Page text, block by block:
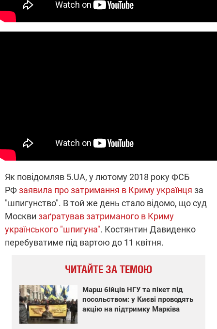
Як повідомляв 5.UA, у лютому 2018 року ФСБ
РФзаявила про затримання в Криму українця за
"шпигунство". В той же день стало відомо, що суд
Москви заґратував затриманого в Криму
українського "шпигуна". Костянтин Давиденко
перебуватиме під вартою до 11 квітня.
ЧИТАЙТЕ ЗА ТЕМОЮ
Марш бійців НГУ та пікет під
посольством: у Києві проводять
акцію на підтримку Марківа